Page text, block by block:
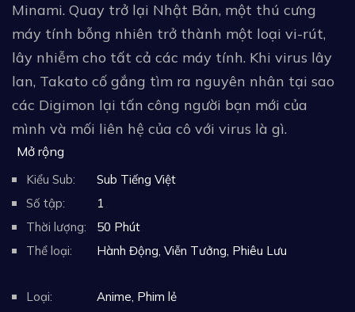
Minami. Quay trở lại Nhật Bản, một thú cưng
máy tính bỗng nhiên trở thành một loại vi-rút,
lây nhiễm cho tất cả các máy tính. Khi virus lây
lan, Takato cố gắng tìm ra nguyên nhân tại sao
các Digimon lại tấn công người bạn mới của
mình và mối liên hệ của cô với virus là gì.
Mở rộng
Kiểu Sub:
Sub Tiếng Việt
Số tập:
1
Thời lượng:
50 Phút
Thể loại:
Hành Động, Viễn Tưởng, Phiêu Lưu
Loại: Anime, Phim lẻ